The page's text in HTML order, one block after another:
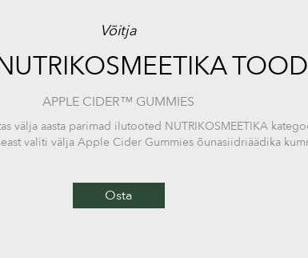
Võitja
APPLE CIDER™ GUMMIES
välja aasta parimad ilutooted NUTRIKOSMEETIKA
valiti välja Apple Cider Gummies õunasiidriäädika
Osta